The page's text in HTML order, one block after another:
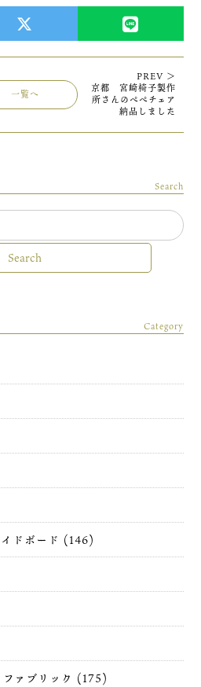
一覧へ
PREV ＞
京都 宮崎椅子製作
所さんのぺぺチェア
納品しました
Search
Category
ドボード (146)
ァブリック (175)